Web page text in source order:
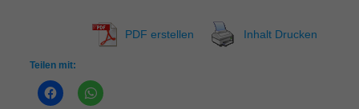
PDF erstellen Inhalt Drucken
Teilen mit: